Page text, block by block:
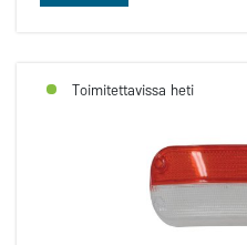
Toimitettavissa heti